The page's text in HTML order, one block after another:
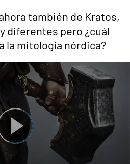
también de Kratos,
diferentes pero ¿cuál
la mitología nórdica?